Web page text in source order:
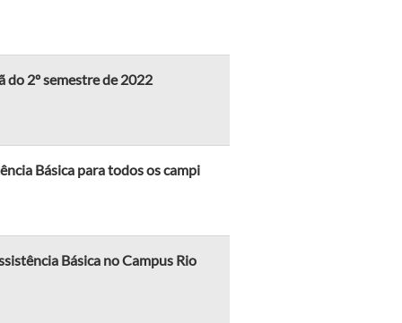
do 2º semestre de 2022
Básica para todos os campi
Básica no Campus Rio